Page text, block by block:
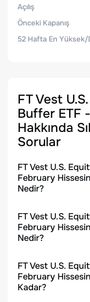
Açılış
Önceki Kapanış
52 Hafta En
FT Vest
Buffer ETF
Hakkında
Sorular
FT Vest U.S.
February
Nedir?
FT Vest U.S.
February
Nedir?
FT Vest U.S.
February
Kadar?